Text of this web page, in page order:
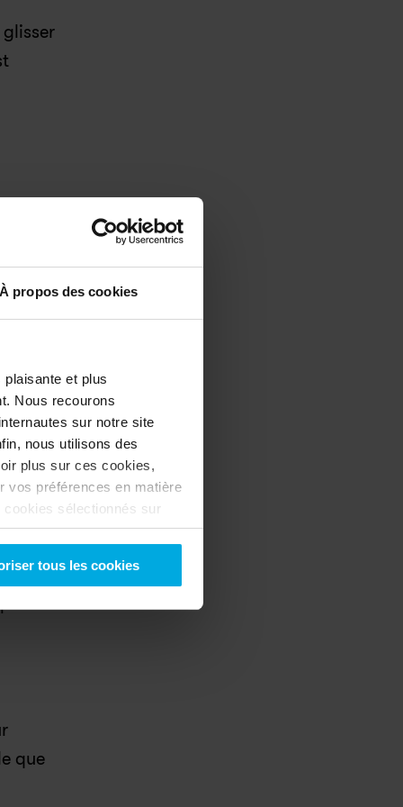
À propos des cookies
et plus
Nous recourons
sur notre site
nous utilisons des
plus sur ces cookies,
vos préférences en matière
sélectionnés sur
refuser ? Dans ce cas,
tous les cookies
un
d'œil
choisi
en
que